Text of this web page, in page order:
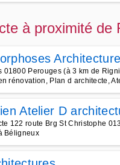
à proximité de
01800 Perouges (à 3 km de
rénovation, Plan d architecte,
Atelier D
122 route Brg St Christophe
Béligneux